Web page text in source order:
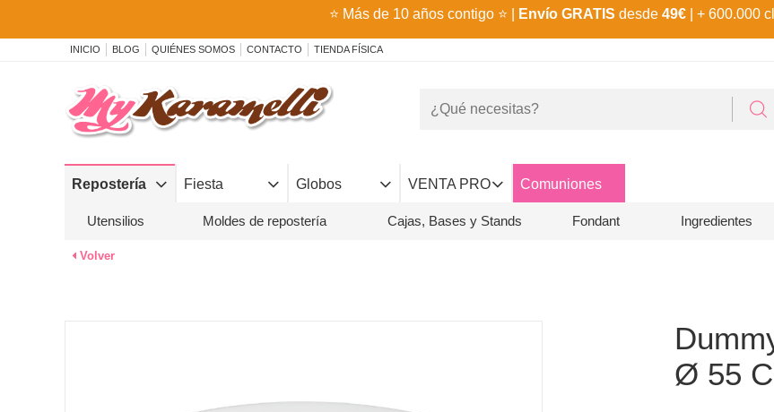
⭐ Más de 10 años contigo ⭐ Envío GRATIS desde 49€ | + 600.000
INICIO BLOG QUIÉNES SOMOS CONTACTO TIENDA FÍSICA
Repostería Fiesta Globos VENTA PRO Comuniones
Utensilios Moldes de repostería Cajas, Bases y Stands Fondant Ingredientes
Volver
Ø 55